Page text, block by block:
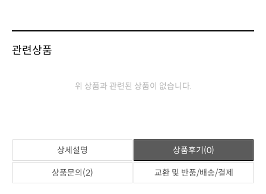
관련상품
위 상품과 관련된 상품이 없습니다.
상세설명 상품후기(0)
상품문의(2) 교환 및 반품/배송/결제